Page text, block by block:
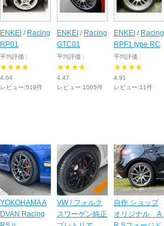
ENKEI / Racing
RP01
平均評価 :
★★★★
4.04
レビュー:519件
ENKEI / Racing
GTC01
平均評価 :
★★★★
4.47
レビュー:1005件
ENKEI / Racing
RPF1 type RC
平均評価 :
★★★★
4.91
レビュー:11件
YOKOHAMA A
DVAN Racing
VW / フォルク
スワーゲン純正
自作 ショップ
オリジナル A.